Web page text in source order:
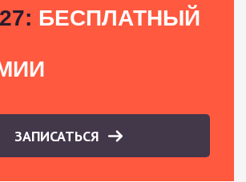
БЕСПЛАТНЫЙ
ЗАПИСАТЬСЯ